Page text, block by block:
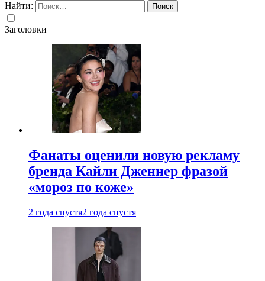
Найти:
Заголовки
Фанаты оценили новую рекламу
бренда Кайли Дженнер фразой
«мороз по коже»
2 года спустя2 года спустя